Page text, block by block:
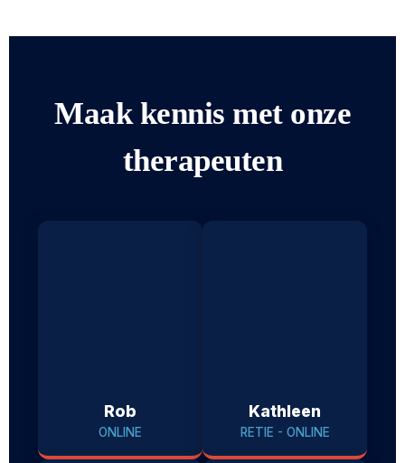
Maak kennis met onze
therapeuten
Rob
ONLINE
Kathleen
RETIE - ONLINE